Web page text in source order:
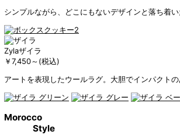
シンプルながら、どこにもないデザインと落ち着
Zylaザイラ
￥7,450～(税込)
アートを表現したウールラグ。大胆でインパクトの
Morocco
Style